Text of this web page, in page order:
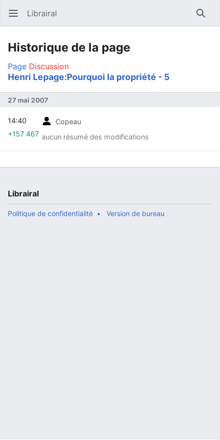
Ouvrir le menu principal Librairal
Historique de la page
Page Discussion
Henri Lepage:Pourquoi la propriété - 5
27 mai 2007
Copeau
aucun résumé des modifications
14:40
+157 467
Librairal
Politique de confidentialité Version de bureau